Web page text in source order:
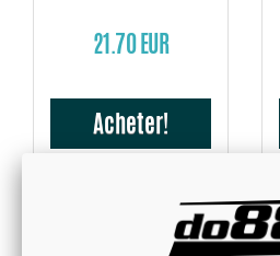
21.70 EUR
Acheter!